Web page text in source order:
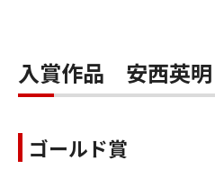
入賞作品 安西英
ゴールド賞